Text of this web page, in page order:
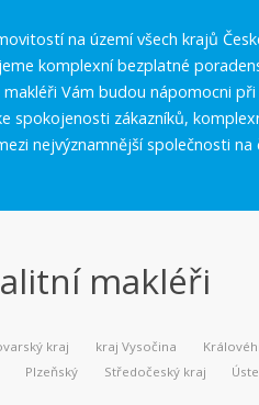
na území všech krajů
komplexní bezplatné
Vám budou nápomocni
spokojenosti zákazníků,
nejvýznamnější společnosti na
makléři
kraj kraj Vysočina
Plzeňský Středočeský kraj